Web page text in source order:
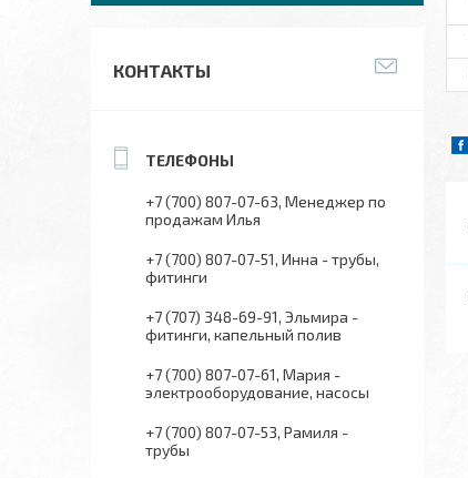
КОНТАКТЫ
+7 (700) 807-07-63 Менеджер по
продажам Илья
+7 (700) 807-07-51 Инна - трубы,
фитинги
+7 (707) 348-69-91 Эльмира -
фитинги, капельный полив
+7 (700) 807-07-61 Мария -
электрооборудование, насосы
+7 (700) 807-07-53 Рамиля -
трубы